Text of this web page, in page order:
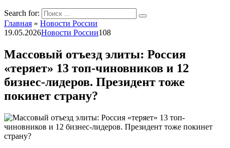
Search for:
Главная » Новости России
19.05.2026Новости России108
Массовый отъезд элиты: Россия
«теряет» 13 топ-чиновников и 12
бизнес-лидеров. Президент тоже
покинет страну?